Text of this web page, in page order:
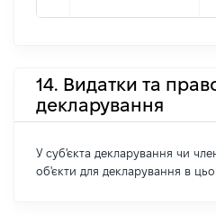
14. Видатки та
декларування
У суб'єкта декларування чи
об'єкти для декларування в